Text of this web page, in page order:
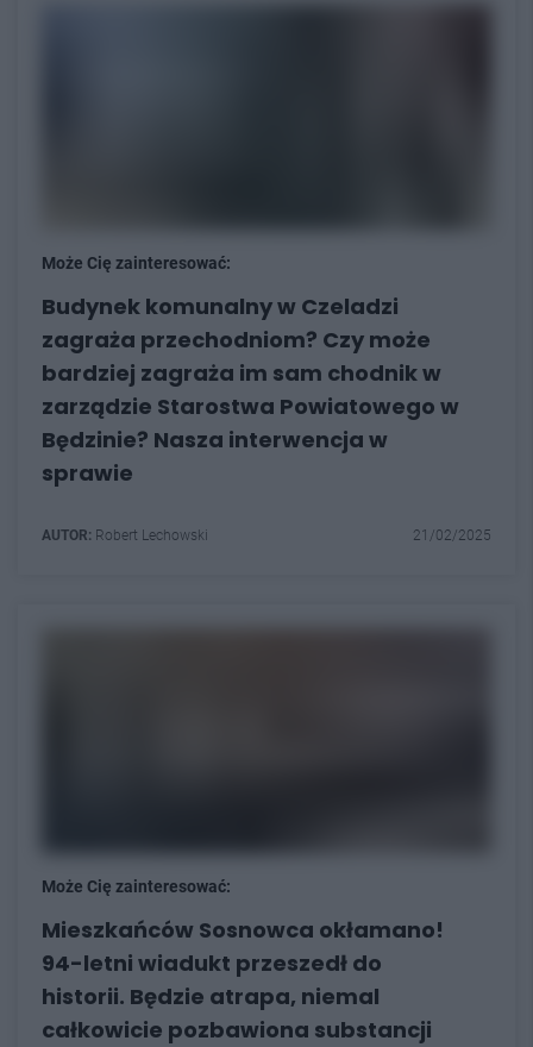
Może Cię zainteresować:
Budynek komunalny w Czeladzi
zagraża przechodniom? Czy może
bardziej zagraża im sam chodnik w
zarządzie Starostwa Powiatowego w
Będzinie? Nasza interwencja w
sprawie
AUTOR: Robert Lechowski 21/02/2025
Może Cię zainteresować:
Mieszkańców Sosnowca okłamano!
94-letni wiadukt przeszedł do
historii. Będzie atrapa, niemal
całkowicie pozbawiona substancji